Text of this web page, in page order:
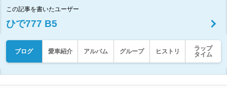
この記事を書いたユーザー
ひで777 B5
ブログ 愛車紹介 アルバム グループ ヒストリ
ラップ
タイム